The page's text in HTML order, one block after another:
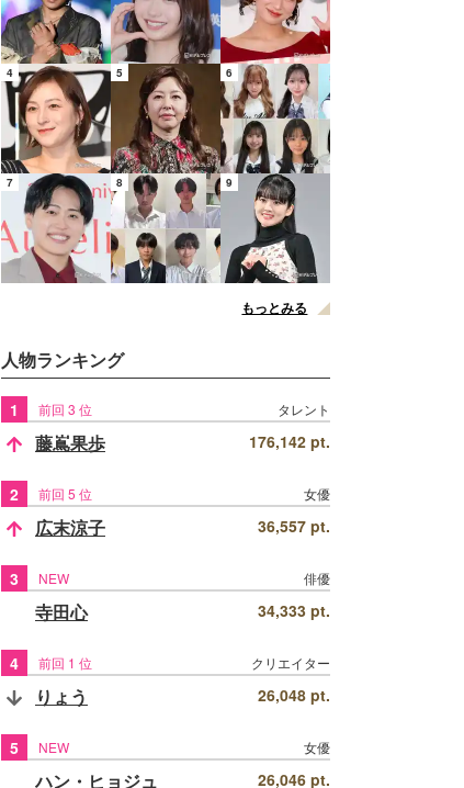
4 5 6
7 8 9
もっとみる
人物ランキング
1 前回 3 位 タレント
藤嶌果歩 176,142 pt.
2 前回 5 位 女優
広末涼子 36,557 pt.
3 NEW 俳優
寺田心 34,333 pt.
4 前回 1 位 クリエイター
りょう 26,048 pt.
5 NEW 女優
ハン・ヒョジュ 26,046 pt.